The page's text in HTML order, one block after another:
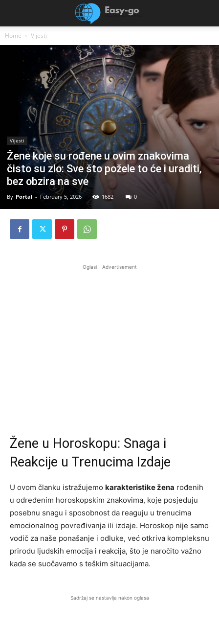
Home Vijesti
Vijesti
Žene koje su rođene u ovim znakovima
čisto su zlo: Sve što požele to će i uraditi,
bez obzira na sve
By Portal - February 5, 2026 1682 0
Oglasi - Advertisement
Žene u Horoskopu: Snaga i
Reakcije u Trenucima Izdaje
U ovom članku istražujemo karakteristike žena rođenih
u određenim horoskopskim znakovima, koje posjeduju
posebnu snagu i sposobnost da reaguju u trenucima
emocionalnog povređivanja ili izdaje. Horoskop nije samo
vodič za naše ponašanje i odluke, već otkriva kompleksnu
prirodu ljudskih emocija i reakcija, što je naročito važno
kada se suočavamo s teškim situacijama.
Sadržaj se nastavlja nakon oglasa